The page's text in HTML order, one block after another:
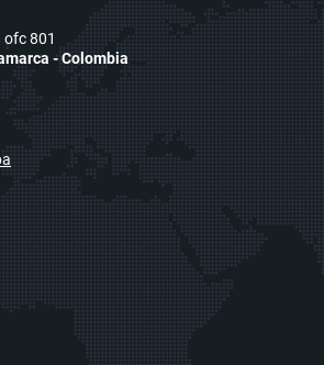
ofc 801
- Colombia